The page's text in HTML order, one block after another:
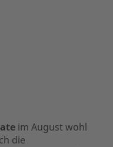
im August wohl
die